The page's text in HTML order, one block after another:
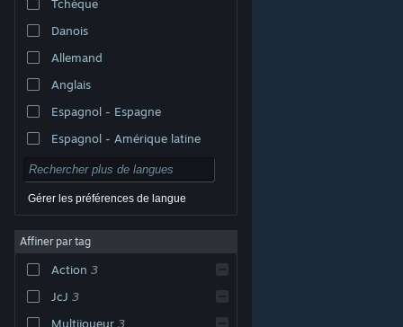
© Valve Corporation. Tous droits réservés. Toutes les
titulaires aux États-Unis et dans d'autres pays.
Accessibilité
Remboursements
Tchèque
Danois
Allemand
Anglais
Espagnol - Espagne
Espagnol - Amérique latine
Gérer les préférences de langue
Affiner par tag
Action 3
JcJ 3
Multijoueur 3